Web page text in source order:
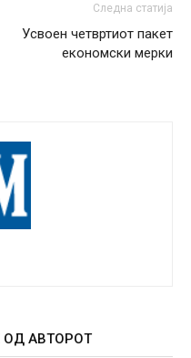
Следна статија
Усвоен четвртиот пакет
економски мерки
ОД АВТОРОТ